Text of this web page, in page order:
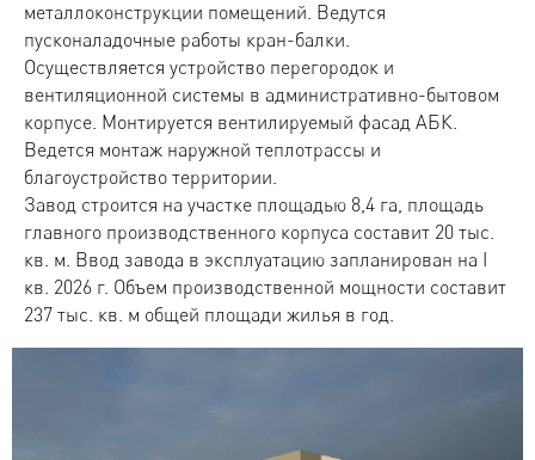
металлоконструкции помещений. Ведутся
пусконаладочные работы кран-балки.
Осуществляется устройство перегородок и
вентиляционной системы в административно-бытовом
корпусе. Монтируется вентилируемый фасад АБК.
Ведется монтаж наружной теплотрассы и
благоустройство территории.
Завод строится на участке площадью 8,4 га, площадь
главного производственного корпуса составит 20 тыс.
кв. м. Ввод завода в эксплуатацию запланирован на I
кв. 2026 г. Объем производственной мощности составит
237 тыс. кв. м общей площади жилья в год.